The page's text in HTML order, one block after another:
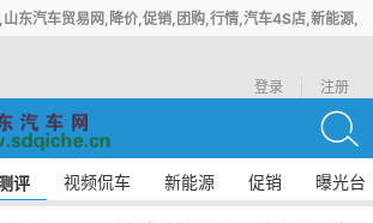
东汽车贸易网,降价,促销,团购,行情,汽车4S店,新能源,
登录
注册
评 视频侃车 新能源 促销 曝光台